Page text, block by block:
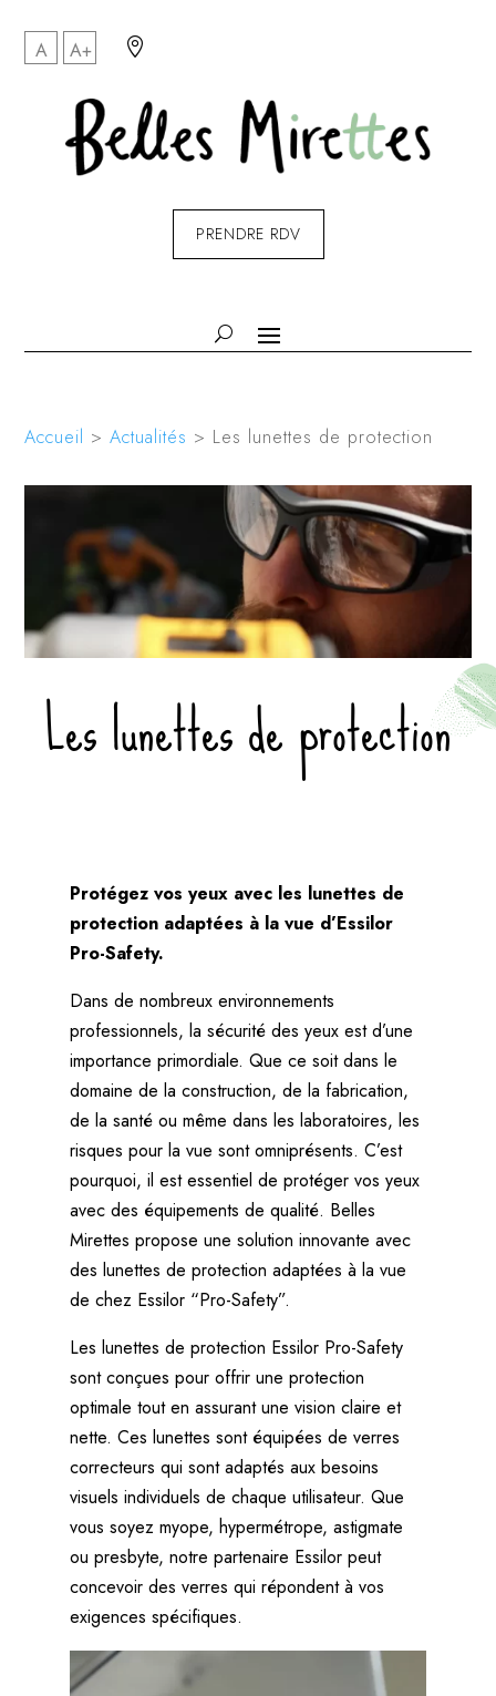
A A+ 
PRENDRE RDV
Accueil >Actualités > Les lunettes de protection
Les lunettes de protection
Protégez vos yeux avec les lunettes de
protection adaptées à la vue d’Essilor
Pro-Safety.
Dans de nombreux environnements
professionnels, la sécurité des yeux est d’une
importance primordiale. Que ce soit dans le
domaine de la construction, de la fabrication,
de la santé ou même dans les laboratoires, les
risques pour la vue sont omniprésents. C’est
pourquoi, il est essentiel de protéger vos yeux
avec des équipements de qualité. Belles
Mirettes propose une solution innovante avec
des lunettes de protection adaptées à la vue
de chez Essilor “Pro-Safety”.
Les lunettes de protection Essilor Pro-Safety
sont conçues pour offrir une protection
optimale tout en assurant une vision claire et
nette. Ces lunettes sont équipées de verres
correcteurs qui sont adaptés aux besoins
visuels individuels de chaque utilisateur. Que
vous soyez myope, hypermétrope, astigmate
ou presbyte, notre partenaire Essilor peut
concevoir des verres qui répondent à vos
exigences spécifiques.